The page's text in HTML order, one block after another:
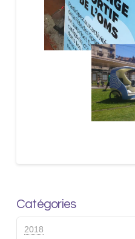
Catégories
2018